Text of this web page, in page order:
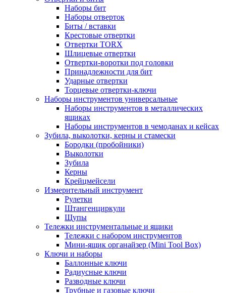
Наборы бит
Наборы отверток
Биты / вставки
Крестовые отвертки
Отвертки TORX
Шлицевые отвертки
Отвертки-воротки под головки
Принадлежности для бит
Ударные отвертки
Торцевые отвертки-ключи
Наборы инструментов универсальные
Наборы инструментов в металлических
ящиках
Наборы инструментов в чемоданах и кейсах
Зубила, выколотки, керны и стамески
Бородки (пробойники)
Выколотки
Зубила
Керны
Крейцмейсели
Измерительный инструмент
Рулетки
Штангенциркули
Щупы
Тележки инструментальные и ящики
Тележки с набором инструментов
Мини-ящик органайзер (Mini Tool Box)
Ключи и наборы
Баллонные ключи
Радиусные ключи
Разводные ключи
Трубные и газовые ключи